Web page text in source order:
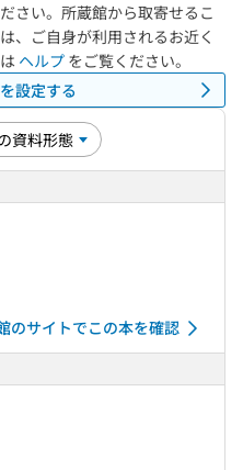
さい。所蔵館から取寄せるこ
、ご自身が利用されるお近く
ヘルプ をご覧ください。
設定する
のサイトでこの本を確認